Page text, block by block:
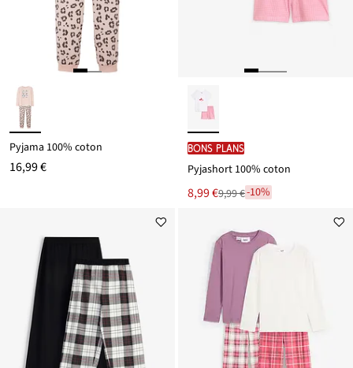
Pyjama 100% coton
16,99 €
BONS PLANS
Pyjashort 100% coton
Le
nouveau
8,99 €
Remise
9,99 €
9,99 €-10%